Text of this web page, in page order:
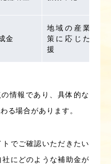
金
地域の産業政
策に応じた支
援
情報であり、具体的な
る場合があります。
でご確認いただきたい
にどのような補助金が